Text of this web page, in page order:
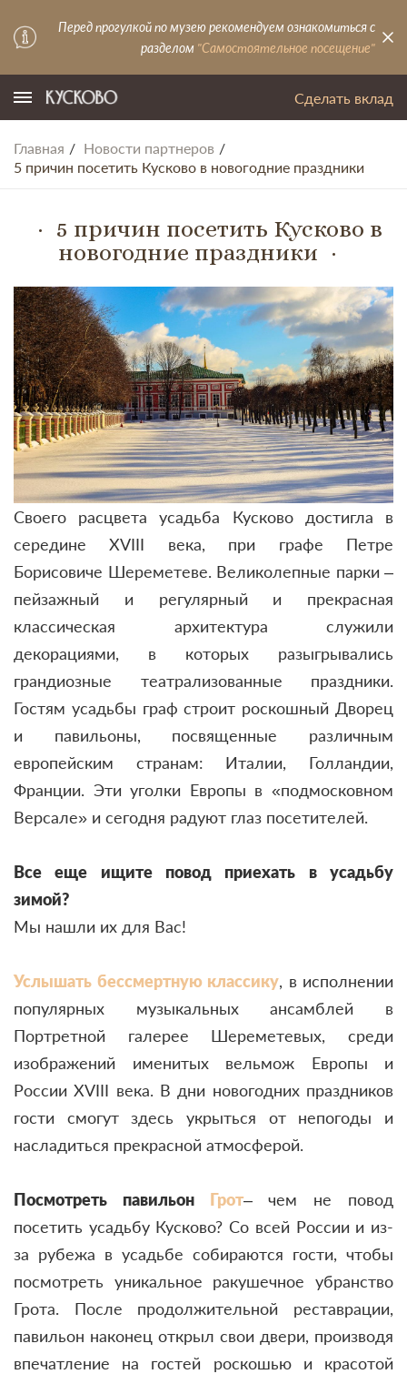
Перед прогулкой по музею рекомендуем ознакомиться с
разделом "Самостоятельное посещение"
Сделать вклад
Главная
Новости партнеров
5 причин посетить Кусково в новогодние праздники
5 причин посетить Кусково в
новогодние праздники
Своего расцвета усадьба Кусково достигла в
середине XVIII века, при графе Петре
Борисовиче Шереметеве. Великолепные парки –
пейзажный и регулярный и прекрасная
классическая архитектура служили
декорациями, в которых разыгрывались
грандиозные театрализованные праздники.
Гостям усадьбы граф строит роскошный Дворец
и павильоны, посвященные различным
европейским странам: Италии, Голландии,
Франции. Эти уголки Европы в «подмосковном
Версале» и сегодня радуют глаз посетителей.
Все еще ищите повод приехать в усадьбу
зимой?
Мы нашли их для Вас!
Услышать бессмертную классику, в исполнении
популярных музыкальных ансамблей в
Портретной галерее Шереметевых, среди
изображений именитых вельмож Европы и
России XVIII века. В дни новогодних праздников
гости смогут здесь укрыться от непогоды и
насладиться прекрасной атмосферой.
Посмотреть павильон Грот– чем не повод
посетить усадьбу Кусково? Со всей России и из-
за рубежа в усадьбе собираются гости, чтобы
посмотреть уникальное ракушечное убранство
Грота. После продолжительной реставрации,
павильон наконец открыл свои двери, производя
впечатление на гостей роскошью и красотой